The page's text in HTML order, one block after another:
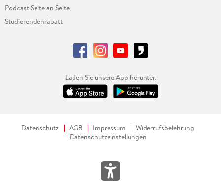
Podcast Seite an Seite
Studierendenrabatt
Laden Sie unsere App herunter.
Datenschutz AGB Impressum
Widerrufsbelehrung
Datenschutzeinstellungen